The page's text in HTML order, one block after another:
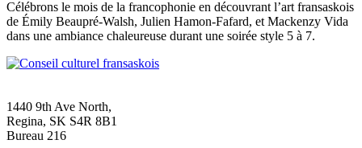
Célébrons le mois de la francophonie en découvrant l’art fransaskois
de Émily Beaupré-Walsh, Julien Hamon-Fafard, et Mackenzy Vida
dans une ambiance chaleureuse durant une soirée style 5 à 7.
1440 9th Ave North,
Regina, SK S4R 8B1
Bureau 216